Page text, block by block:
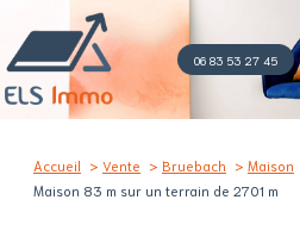
06 83 53 27 45
Accueil 06 83 53 27 45
Accueil Vente Bruebach Maison
Maison 83 m sur un terrain de 2701 m